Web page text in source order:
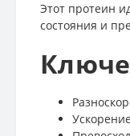
Этот протеин
состояния и